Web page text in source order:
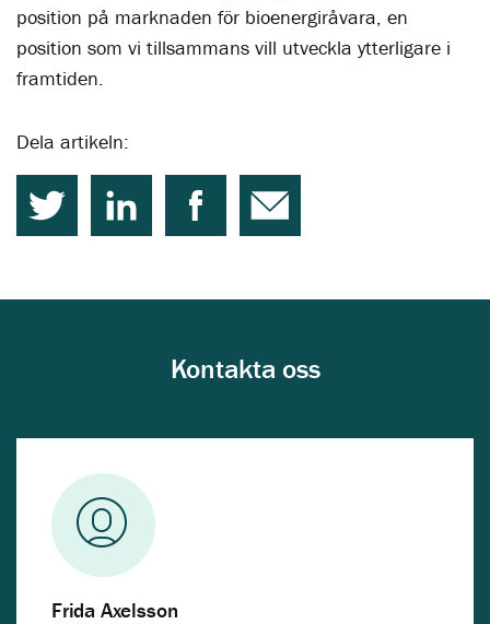
position på marknaden för bioenergiråvara, en
position som vi tillsammans vill utveckla ytterligare i
framtiden.
Dela artikeln:
Kontakta oss
Frida Axelsson